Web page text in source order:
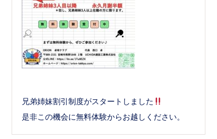
兄弟姉妹割引制度がスタートしました
是非この機会に無料体験からお越しください。